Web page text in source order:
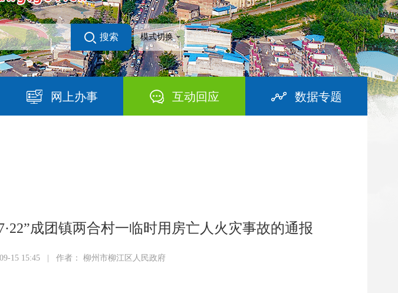
搜索 模式切换
网上办事 互动回应 数据专题
成团镇两合村一临时用房亡人火灾事故的通报
15 15:45 | 作者： 柳州市柳江区人民政府